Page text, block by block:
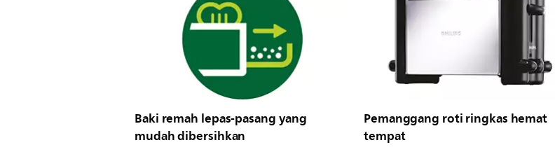
Baki remah lepas-pasang yang
mudah dibersihkan
Pemanggang roti ringkas hemat
tempat